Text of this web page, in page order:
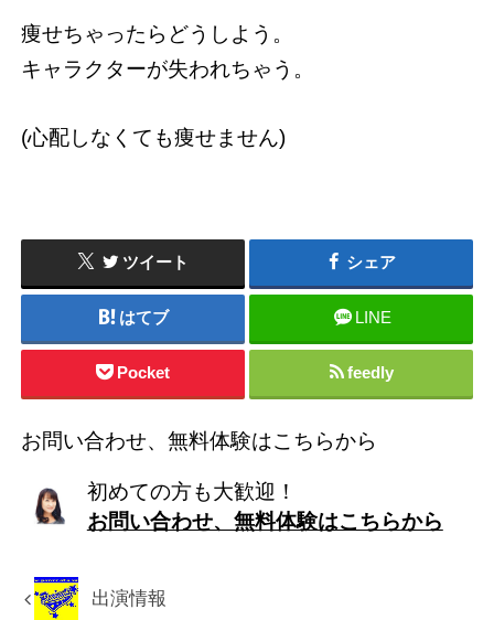
痩せちゃったらどうしよう。
キャラクターが失われちゃう。
(心配しなくても痩せません)
ツイート シェア
はてブ LINE
Pocket feedly
お問い合わせ、無料体験はこちらから
初めての方も大歓迎！
お問い合わせ、無料体験はこちらから
出演情報